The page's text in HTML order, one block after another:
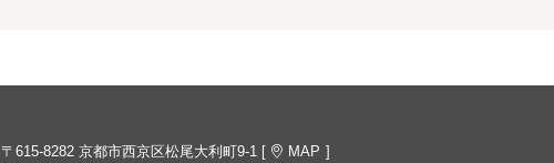
〒615-8282 京都市西京区松尾大利町9-1 [ MAP ]